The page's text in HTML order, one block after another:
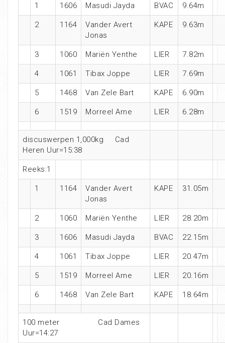
1 1606 Masudi Jayda BVAC 9.64m
2 1164
Vander Avert
Jonas
KAPE 9.63m
3 1060 Mariën Yenthe LIER 7.82m
4 1061 Tibax Joppe LIER 7.69m
5 1468 Van Zele Bart KAPE 6.90m
6 1519 Morreel Arne LIER 6.28m
discuswerpen 1,000kg Cad
Heren Uur=15:38
Reeks:1
1 1164
Vander Avert
Jonas
KAPE 31.05m
2 1060 Mariën Yenthe LIER 28.20m
3 1606 Masudi Jayda BVAC 22.15m
4 1061 Tibax Joppe LIER 20.47m
5 1519 Morreel Arne LIER 20.16m
6 1468 Van Zele Bart KAPE 18.64m
100 meter Cad Dames
Uur=14:27